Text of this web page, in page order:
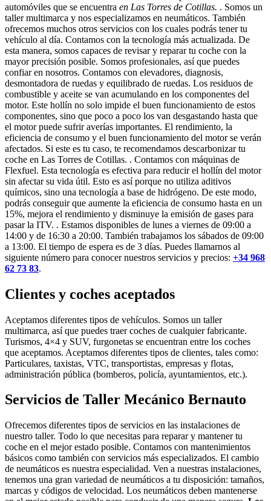
automóviles que se encuentra en Las Torres de Cotillas. . Somos un
taller multimarca y nos especializamos en neumáticos. También
ofrecemos muchos otros servicios con los cuales podrás tener tu
vehículo al día. Contamos con la tecnología más actualizada. De
esta manera, somos capaces de revisar y reparar tu coche con la
mayor precisión posible. Somos profesionales, así que puedes
confiar en nosotros. Contamos con elevadores, diagnosis,
desmontadora de ruedas y equilibrado de ruedas. Los residuos de
combustible y aceite se van acumulando en los componentes del
motor. Este hollín no solo impide el buen funcionamiento de estos
componentes, sino que poco a poco los van desgastando hasta que
el motor puede sufrir averías importantes. El rendimiento, la
eficiencia de consumo y el buen funcionamiento del motor se verán
afectados. Si este es tu caso, te recomendamos descarbonizar tu
coche en Las Torres de Cotillas. . Contamos con máquinas de
Flexfuel. Esta tecnología es efectiva para reducir el hollín del motor
sin afectar su vida útil. Esto es así porque no utiliza aditivos
químicos, sino una tecnología a base de hidrógeno. De este modo,
podrás conseguir que aumente la eficiencia de consumo hasta en un
15%, mejora el rendimiento y disminuye la emisión de gases para
pasar la ITV. . Estamos disponibles de lunes a viernes de 09:00 a
14:00 y de 16:30 a 20:00. También trabajamos los sábados de 09:00
a 13:00. El tiempo de espera es de 3 días. Puedes llamarnos al
siguiente número para conocer nuestros servicios y precios: +34 968
62 73 83.
Clientes y coches aceptados
Aceptamos diferentes tipos de vehículos. Somos un taller
multimarca, así que puedes traer coches de cualquier fabricante.
Turismos, 4×4 y SUV, furgonetas se encuentran entre los coches
que aceptamos. Aceptamos diferentes tipos de clientes, tales como:
Particulares, taxistas, VTC, transportistas, empresas y flotas,
administración pública (bomberos, policía, ayuntamientos, etc.).
Servicios de Taller Mecánico Bernauto
Ofrecemos diferentes tipos de servicios en las instalaciones de
nuestro taller. Todo lo que necesitas para reparar y mantener tu
coche en el mejor estado posible. Contamos con mantenimientos
básicos como también con servicios más especializados. El cambio
de neumáticos es nuestra especialidad. Ven a nuestras instalaciones,
tenemos una gran variedad de neumáticos a tu disposición: tamaños,
marcas y códigos de velocidad. Los neumáticos deben mantenerse